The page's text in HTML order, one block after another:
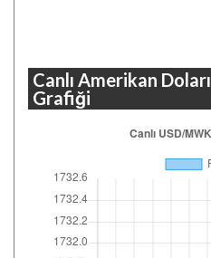
Canlı Amerikan
Grafiği